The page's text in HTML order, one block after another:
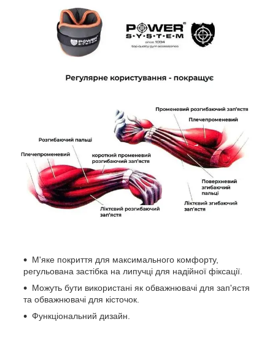
М'яке покриття для максимального комфорту,
регульована застібка на липучці для надійної фіксації.
Можуть бути використані як обважнювачі для зап'ястя
та обважнювачі для кісточок.
Функціональний дизайн.